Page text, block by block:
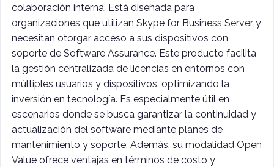
colaboración interna. Está diseñada para
organizaciones que utilizan Skype for Business Server y
necesitan otorgar acceso a sus dispositivos con
soporte de Software Assurance. Este producto facilita
la gestión centralizada de licencias en entornos con
múltiples usuarios y dispositivos, optimizando la
inversión en tecnología. Es especialmente útil en
escenarios donde se busca garantizar la continuidad y
actualización del software mediante planes de
mantenimiento y soporte. Además, su modalidad Open
Value ofrece ventajas en términos de costo y